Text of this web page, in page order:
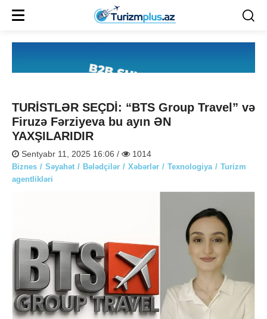
TURİSTLƏR SEÇDİ: “BTS Group Travel” və
Firuzə Fərziyeva bu ayın ƏN
YAXŞILARIDIR
Sentyabr 11, 2025 16:06 / 1014
Biznes Səyahət Bələdçilər Xəbərlər Texnologiya
Turizm
agentlikləri